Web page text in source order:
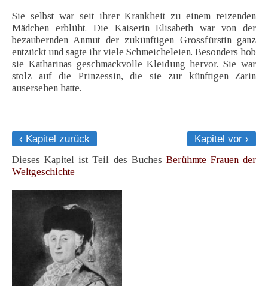
Sie selbst war seit ihrer Krankheit zu einem reizenden
Mädchen erblüht. Die Kaiserin Elisabeth war von der
bezaubernden Anmut der zukünftigen Grossfürstin ganz
entzückt und sagte ihr viele Schmeicheleien. Besonders hob
sie Katharinas geschmackvolle Kleidung hervor. Sie war
stolz auf die Prinzessin, die sie zur künftigen Zarin
ausersehen hatte.
‹ Kapitel zurück
Kapitel vor ›
Dieses Kapitel ist Teil des Buches Berühmte Frauen der
Weltgeschichte